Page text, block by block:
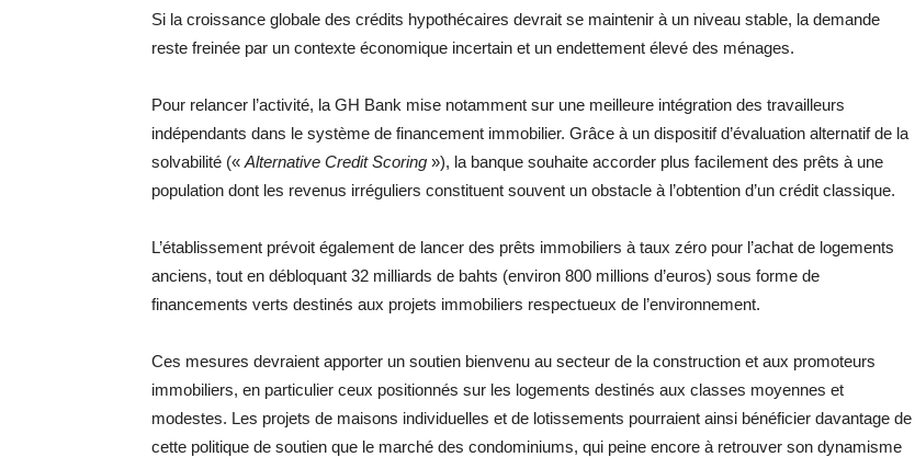
Si la croissance globale des crédits hypothécaires devrait se maintenir à un niveau stable, la demande
reste freinée par un contexte économique incertain et un endettement élevé des ménages.
Pour relancer l’activité, la GH Bank mise notamment sur une meilleure intégration des travailleurs
indépendants dans le système de financement immobilier. Grâce à un dispositif d’évaluation alternatif de la
solvabilité (« Alternative Credit Scoring »), la banque souhaite accorder plus facilement des prêts à une
population dont les revenus irréguliers constituent souvent un obstacle à l’obtention d’un crédit classique.
L’établissement prévoit également de lancer des prêts immobiliers à taux zéro pour l’achat de logements
anciens, tout en débloquant 32 milliards de bahts (environ 800 millions d’euros) sous forme de
financements verts destinés aux projets immobiliers respectueux de l’environnement.
Ces mesures devraient apporter un soutien bienvenu au secteur de la construction et aux promoteurs
immobiliers, en particulier ceux positionnés sur les logements destinés aux classes moyennes et
modestes. Les projets de maisons individuelles et de lotissements pourraient ainsi bénéficier davantage de
cette politique de soutien que le marché des condominiums, qui peine encore à retrouver son dynamisme